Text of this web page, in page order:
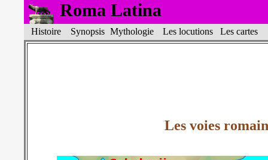
Roma Latina
Histoire Synopsis Mythologie Les locutions Les cartes
Les voies